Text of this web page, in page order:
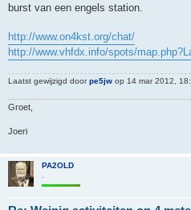
e
c
h
t
burst van een engels station.
http://www.on4kst.org/chat/
http://www.vhfdx.info/spots/
Laatst gewijzigd doorpe5jw op 14 mar 2012,
Groet,
Joeri
PA2OLD
.